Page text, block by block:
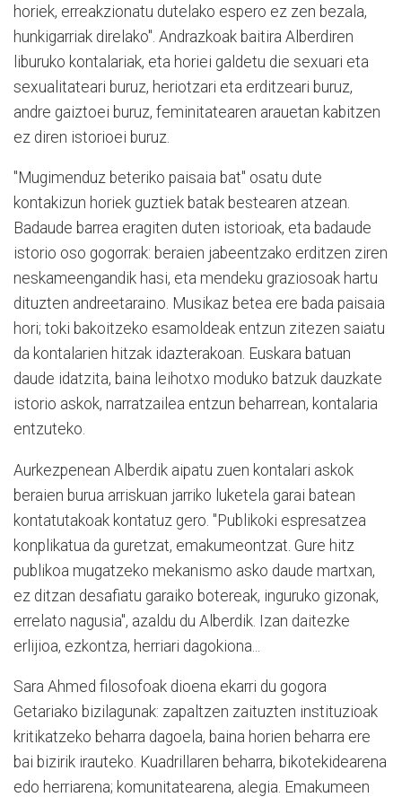
horiek, erreakzionatu dutelako espero ez zen bezala,
hunkigarriak direlako". Andrazkoak baitira Alberdiren
liburuko kontalariak, eta horiei galdetu die sexuari eta
sexualitateari buruz, heriotzari eta erditzeari buruz,
andre gaiztoei buruz, feminitatearen arauetan kabitzen
ez diren istorioei buruz.
"Mugimenduz beteriko paisaia bat" osatu dute
kontakizun horiek guztiek batak bestearen atzean.
Badaude barrea eragiten duten istorioak, eta badaude
istorio oso gogorrak: beraien jabeentzako erditzen ziren
neskameengandik hasi, eta mendeku graziosoak hartu
dituzten andreetaraino. Musikaz betea ere bada paisaia
hori; toki bakoitzeko esamoldeak entzun zitezen saiatu
da kontalarien hitzak idazterakoan. Euskara batuan
daude idatzita, baina leihotxo moduko batzuk dauzkate
istorio askok, narratzailea entzun beharrean, kontalaria
entzuteko.
Aurkezpenean Alberdik aipatu zuen kontalari askok
beraien burua arriskuan jarriko luketela garai batean
kontatutakoak kontatuz gero. "Publikoki espresatzea
konplikatua da guretzat, emakumeontzat. Gure hitz
publikoa mugatzeko mekanismo asko daude martxan,
ez ditzan desafiatu garaiko botereak, inguruko gizonak,
errelato nagusia", azaldu du Alberdik. Izan daitezke
erlijioa, ezkontza, herriari dagokiona...
Sara Ahmed filosofoak dioena ekarri du gogora
Getariako bizilagunak: zapaltzen zaituzten instituzioak
kritikatzeko beharra dagoela, baina horien beharra ere
bai bizirik irauteko. Kuadrillaren beharra, bikotekidearena
edo herriarena; komunitatearena, alegia. Emakumeen